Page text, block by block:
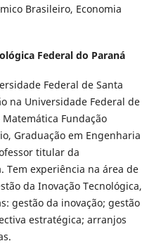
Brasileiro, Economia
Federal do Paraná
Federal de Santa
na Universidade Federal de
Fundação
Graduação em Engenharia
titular da
Tem experiência na área de
da Inovação Tecnológica,
gestão da inovação; gestão
estratégica; arranjos